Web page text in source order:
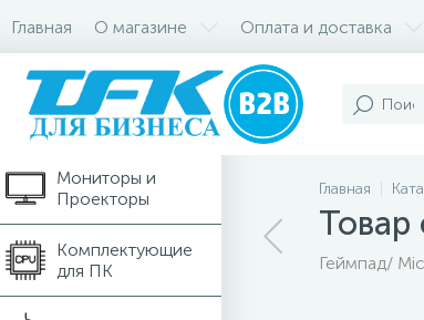
Главная О магазине Оплата и доставка
Компьютеры и
Ноутбуки
Мониторы и
Проекторы
Комплектующие
для ПК
Главная
Товар
Геймпад/